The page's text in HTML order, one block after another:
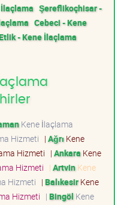
Şereflikoçhisar -
Cebeci - Kene
- Kene İlaçlama
Kene İlaçlama
Hizmeti | Ağrı Kene
Hizmeti | Ankara Kene
Hizmeti | ArtvinKene
Hizmeti | BalıkesirKene
Hizmeti | Bingöl Kene